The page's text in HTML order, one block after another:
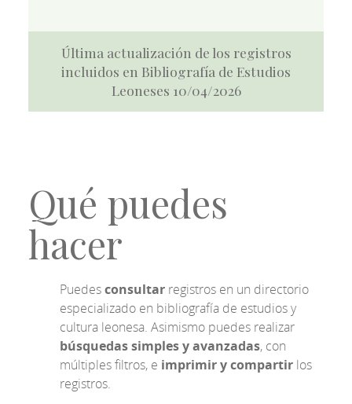
Última actualización de los registros
incluidos en Bibliografía de Estudios
Leoneses 10/04/2026
Qué puedes
hacer
Puedesconsultar registros en un directorio
especializado en bibliografía de estudios y
cultura leonesa. Asimismo puedes realizar
búsquedas simples y avanzadas, con
múltiples filtros, e imprimir y compartir los
registros.